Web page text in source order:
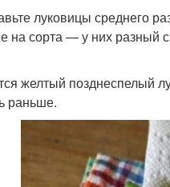
луковицы среднего
сорта — у них разный
желтый позднеспелый
раньше.